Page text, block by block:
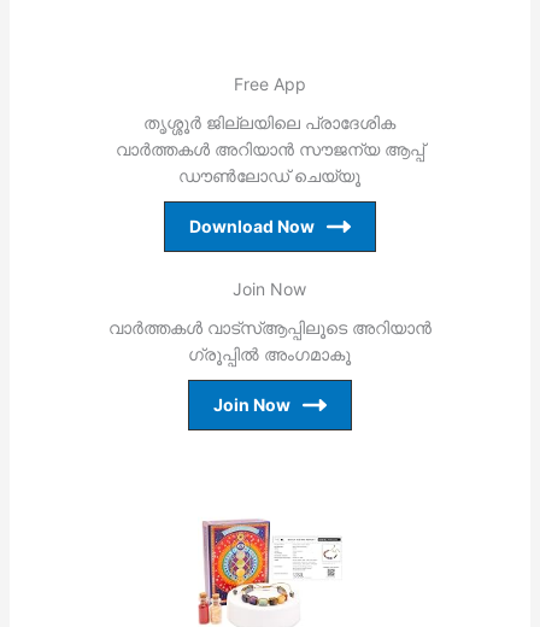
Free App
തൃശ്ശൂര്‍ ജില്ലയിലെ പ്രാദേശിക
വാര്‍ത്തകള്‍ അറിയാന്‍ സൗജന്യ ആപ്പ്
ഡൗണ്‍ലോഡ് ചെയ്യൂ
Download Now
Join Now
വാര്‍ത്തകള്‍ വാട്‌സ്ആപ്പിലൂടെ അറിയാന്‍
ഗ്രൂപ്പില്‍ അംഗമാകൂ
Join Now